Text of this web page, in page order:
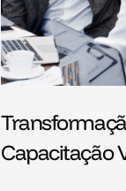
Capacitação